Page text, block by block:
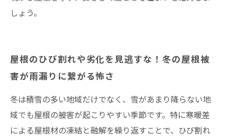
しょう。
屋根のひび割れや劣化を見逃すな！冬の屋根被
害が雨漏りに繋がる怖さ
冬は積雪の多い地域だけでなく、雪があまり降らない地
域でも屋根の被害が起こりやすい季節です。特に寒暖差
による屋根材の凍結と融解を繰り返すことで、ひび割れ